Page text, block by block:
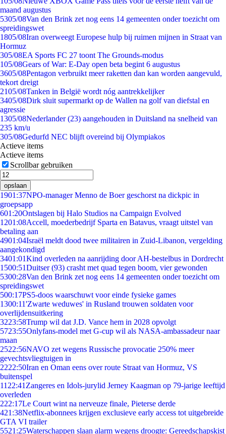
maand augustus
5305/08Van den Brink zet nog eens 14 gemeenten onder toezicht om
spreidingswet
1805/08Iran overweegt Europese hulp bij ruimen mijnen in Straat van
Hormuz
305/08EA Sports FC 27 toont The Grounds-modus
105/08Gears of War: E-Day open beta begint 6 augustus
3605/08Pentagon verbruikt meer raketten dan kan worden aangevuld,
tekort dreigt
2105/08Tanken in België wordt nóg aantrekkelijker
3405/08Dirk sluit supermarkt op de Wallen na golf van diefstal en
agressie
1305/08Nederlander (23) aangehouden in Duitsland na snelheid van
235 km/u
305/08Gedurfd NEC blijft overeind bij Olympiakos
Actieve items
Actieve items
Scrollbar gebruiken
opslaan
1901:37NPO-manager Menno de Boer geschorst na dickpic in
groepsapp
601:20Ontslagen bij Halo Studios na Campaign Evolved
1201:08Accell, moederbedrijf Sparta en Batavus, vraagt uitstel van
betaling aan
4901:04Israël meldt dood twee militairen in Zuid-Libanon, vergelding
aangekondigd
3401:01Kind overleden na aanrijding door AH-bestelbus in Dordrecht
1500:51Duitser (93) crasht met quad tegen boom, vier gewonden
5300:28Van den Brink zet nog eens 14 gemeenten onder toezicht om
spreidingswet
500:17PS5-doos waarschuwt voor einde fysieke games
1300:11'Zwarte weduwes' in Rusland trouwen soldaten voor
overlijdensuitkering
3223:58Trump wil dat J.D. Vance hem in 2028 opvolgt
5723:55Onlyfans-model met G-cup wil als NASA-ambassadeur naar
maan
2522:56NAVO zet wegens Russische provocatie 250% meer
gevechtsvliegtuigen in
2222:50Iran en Oman eens over route Straat van Hormuz, VS
buitenspel
11 22:41 Zangeres en Idols-jurylid Jerney Kaagman op 79-jarige leeftijd
overleden
222:17Le Court wint na nerveuze finale, Pieterse derde
421:38Netflix-abonnees krijgen exclusieve early access tot uitgebreide
GTA VI trailer
5521:25Waterschappen slaan alarm wegens droogte: Gereedschapskist